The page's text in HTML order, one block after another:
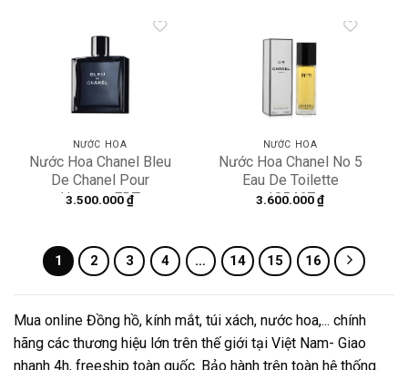
NƯỚC HOA
Nước Hoa Chanel Bleu
De Chanel Pour
Homme EDT
3.500.000₫
NƯỚC HOA
Nước Hoa Chanel No 5
Eau De Toilette
105467
3.600.000₫
1 2 3 4 … 14 15 16
Mua online Đồng hồ, kính mắt, túi xách, nước hoa,... chính
hãng các thương hiệu lớn trên thế giới tại Việt Nam- Giao
nhanh 4h, freeship toàn quốc. Bảo hành trên toàn hệ thống.